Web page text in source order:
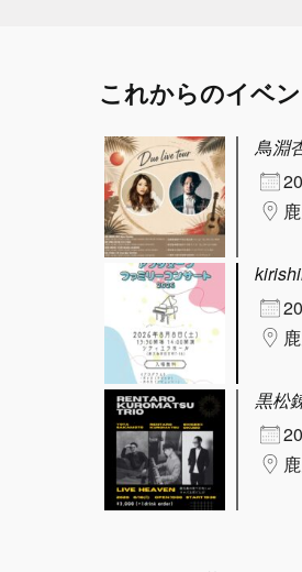
これからのイベン
鳥淵
黒松